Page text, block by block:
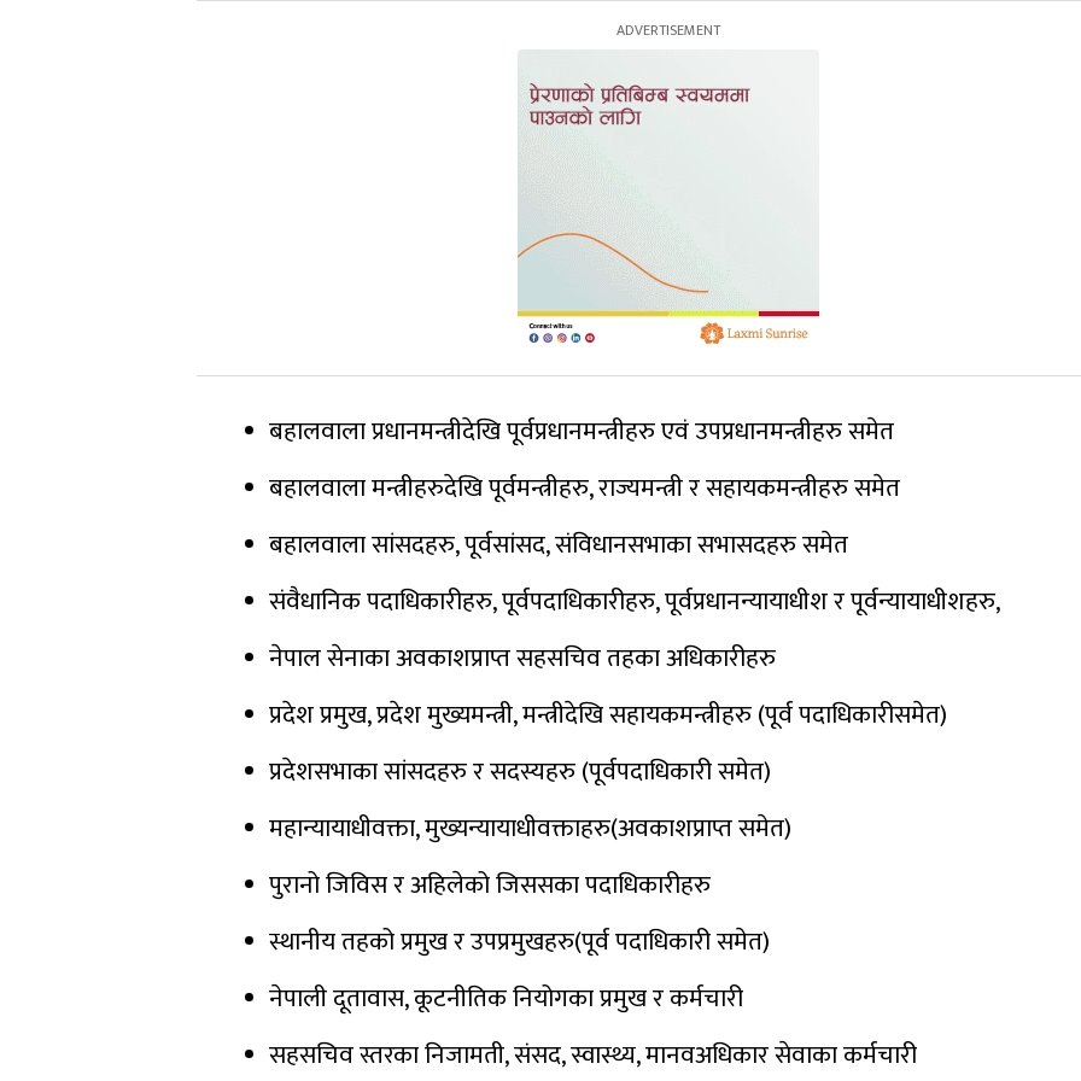
बहालवाला प्रधानमन्त्रीदेखि पूर्वप्रधानमन्त्रीहरु एवं उपप्रधानमन्त्रीहरु समेत
बहालवाला मन्त्रीहरुदेखि पूर्वमन्त्रीहरु, राज्यमन्त्री र सहायकमन्त्रीहरु समेत
बहालवाला सांसदहरु, पूर्वसांसद, संविधानसभाका सभासदहरु समेत
संवैधानिक पदाधिकारीहरु, पूर्वपदाधिकारीहरु, पूर्वप्रधानन्यायाधीश र पूर्वन्यायाधीशहरु,
नेपाल सेनाका अवकाशप्राप्त सहसचिव तहका अधिकारीहरु
प्रदेश प्रमुख, प्रदेश मुख्यमन्त्री, मन्त्रीदेखि सहायकमन्त्रीहरु (पूर्व पदाधिकारीसमेत)
प्रदेशसभाका सांसदहरु र सदस्यहरु (पूर्वपदाधिकारी समेत)
महान्यायाधीवक्ता, मुख्यन्यायाधीवक्ताहरु(अवकाशप्राप्त समेत)
पुरानो जिविस र अहिलेको जिससका पदाधिकारीहरु
स्थानीय तहको प्रमुख र उपप्रमुखहरु(पूर्व पदाधिकारी समेत)
नेपाली दूतावास, कूटनीतिक नियोगका प्रमुख र कर्मचारी
सहसचिव स्तरका निजामती, संसद, स्वास्थ्य, मानवअधिकार सेवाका कर्मचारी